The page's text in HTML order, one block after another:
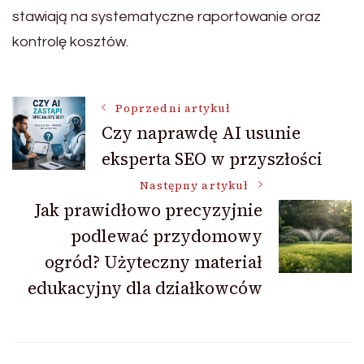
stawiają na systematyczne raportowanie oraz
kontrolę kosztów.
Nawigacja
wpisu
Poprzedni artykuł
Czy naprawdę AI usunie
eksperta SEO w przyszłości
Następny artykuł
Jak prawidłowo precyzyjnie
podlewać przydomowy
ogród? Użyteczny materiał
edukacyjny dla działkowców